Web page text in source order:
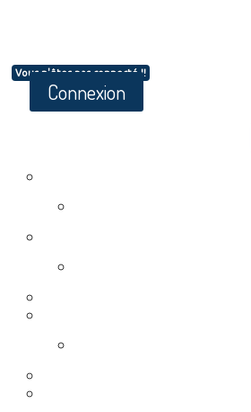
Vous n'êtes pas connecté !!
Connexion